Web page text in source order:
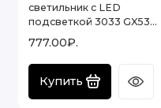
светильник с LED
подсветкой 3033 GX53
серебро
777.00₽.
Купить